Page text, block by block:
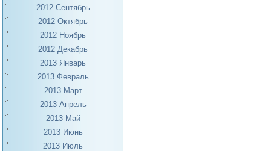
2012 Сентябрь
2012 Октябрь
2012 Ноябрь
2012 Декабрь
2013 Январь
2013 Февраль
2013 Март
2013 Апрель
2013 Май
2013 Июнь
2013 Июль